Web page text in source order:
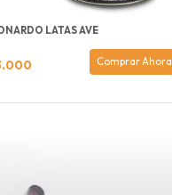
LATAS AVE
Comprar Ahora